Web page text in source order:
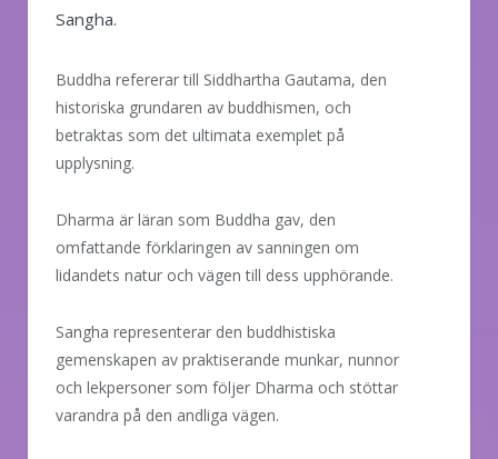
Sangha.
Buddha refererar till Siddhartha Gautama, den
historiska grundaren av buddhismen, och
betraktas som det ultimata exemplet på
upplysning.
Dharma är läran som Buddha gav, den
omfattande förklaringen av sanningen om
lidandets natur och vägen till dess upphörande.
Sangha representerar den buddhistiska
gemenskapen av praktiserande munkar, nunnor
och lekpersoner som följer Dharma och stöttar
varandra på den andliga vägen.